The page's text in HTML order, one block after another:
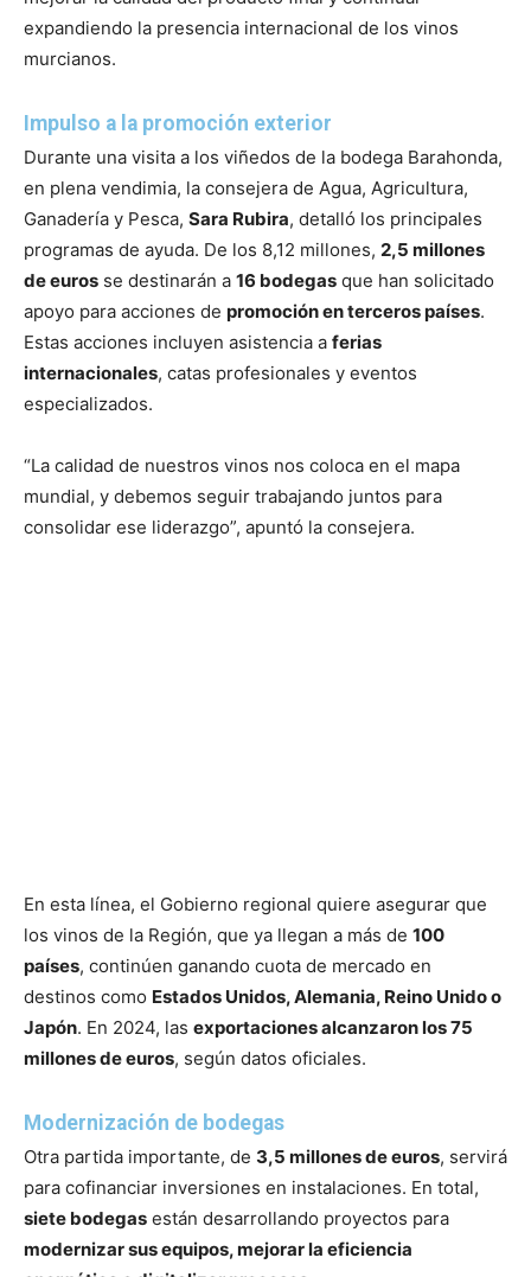
expandiendo la presencia internacional de los vinos
murcianos.
Impulso a la promoción exterior
Durante una visita a los viñedos de la bodega Barahonda,
en plena vendimia, la consejera de Agua, Agricultura,
Ganadería y Pesca, Sara Rubira, detalló los principales
programas de ayuda. De los 8,12 millones, 2,5 millones
de euros se destinarán a 16 bodegas que han solicitado
apoyo para acciones de promoción en terceros países.
Estas acciones incluyen asistencia a ferias
internacionales, catas profesionales y eventos
especializados.
“La calidad de nuestros vinos nos coloca en el mapa
mundial, y debemos seguir trabajando juntos para
consolidar ese liderazgo”, apuntó la consejera.
En esta línea, el Gobierno regional quiere asegurar que
los vinos de la Región, que ya llegan a más de 100
países, continúen ganando cuota de mercado en
destinos como Estados Unidos, Alemania, Reino Unido o
Japón. En 2024, las exportaciones alcanzaron los 75
millones de euros, según datos oficiales.
Modernización de bodegas
Otra partida importante, de 3,5 millones de euros, servirá
para cofinanciar inversiones en instalaciones. En total,
siete bodegas están desarrollando proyectos para
modernizar sus equipos, mejorar la eficiencia